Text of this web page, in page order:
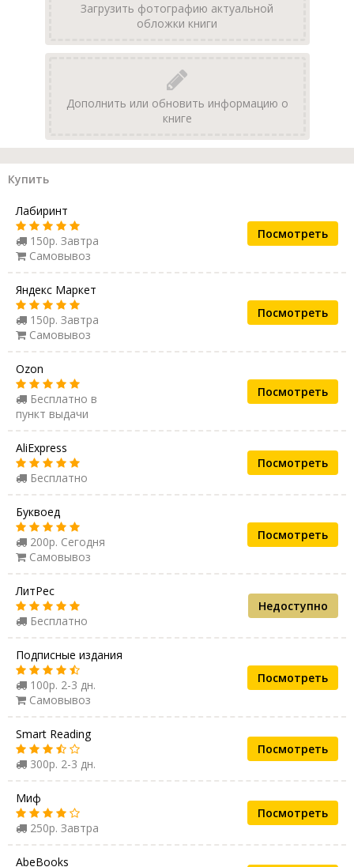
Загрузить фотографию актуальной
обложки книги
Дополнить или обновить информацию о
книге
Купить
Лабиринт
150р. Завтра
Самовывоз
Посмотреть
Яндекс Маркет
150р. Завтра
Самовывоз
Посмотреть
Ozon
Бесплатно в
пункт выдачи
Посмотреть
AliExpress
Бесплатно
Посмотреть
Буквоед
200р. Сегодня
Самовывоз
Посмотреть
ЛитРес
Бесплатно
Недоступно
Подписные издания
100р. 2-3 дн.
Самовывоз
Посмотреть
Smart Reading
300р. 2-3 дн.
Посмотреть
Миф
250р. Завтра
Посмотреть
AbeBooks